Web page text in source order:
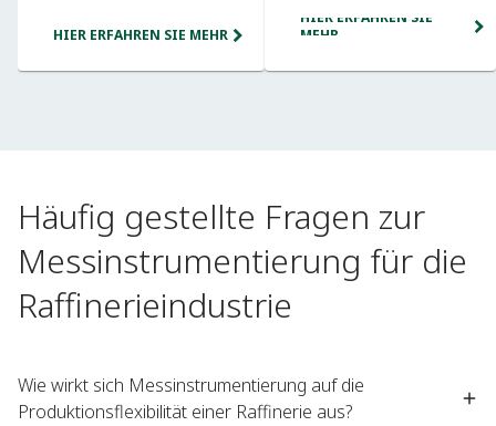
HIER ERFAHREN SIE MEHR
HIER ERFAHREN SIE
MEHR
Häufig gestellte Fragen zur
Messinstrumentierung für die
Raffinerieindustrie
Wie wirkt sich Messinstrumentierung auf die
Produktionsflexibilität einer Raffinerie aus?​